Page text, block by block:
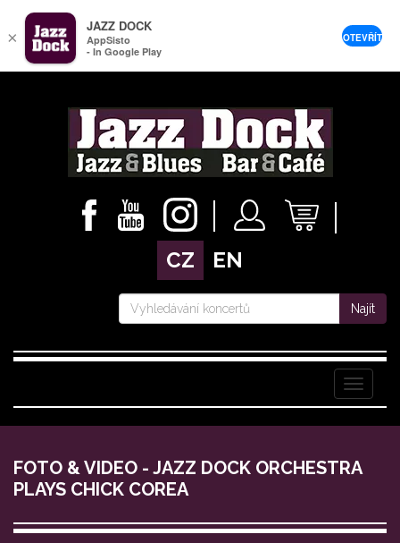
CZ EN
Najít
Menu
FOTO & VIDEO - JAZZ DOCK ORCHESTRA
PLAYS CHICK COREA
×
JAZZ DOCK
AppSisto
- In Google Play
OTEVŘÍT